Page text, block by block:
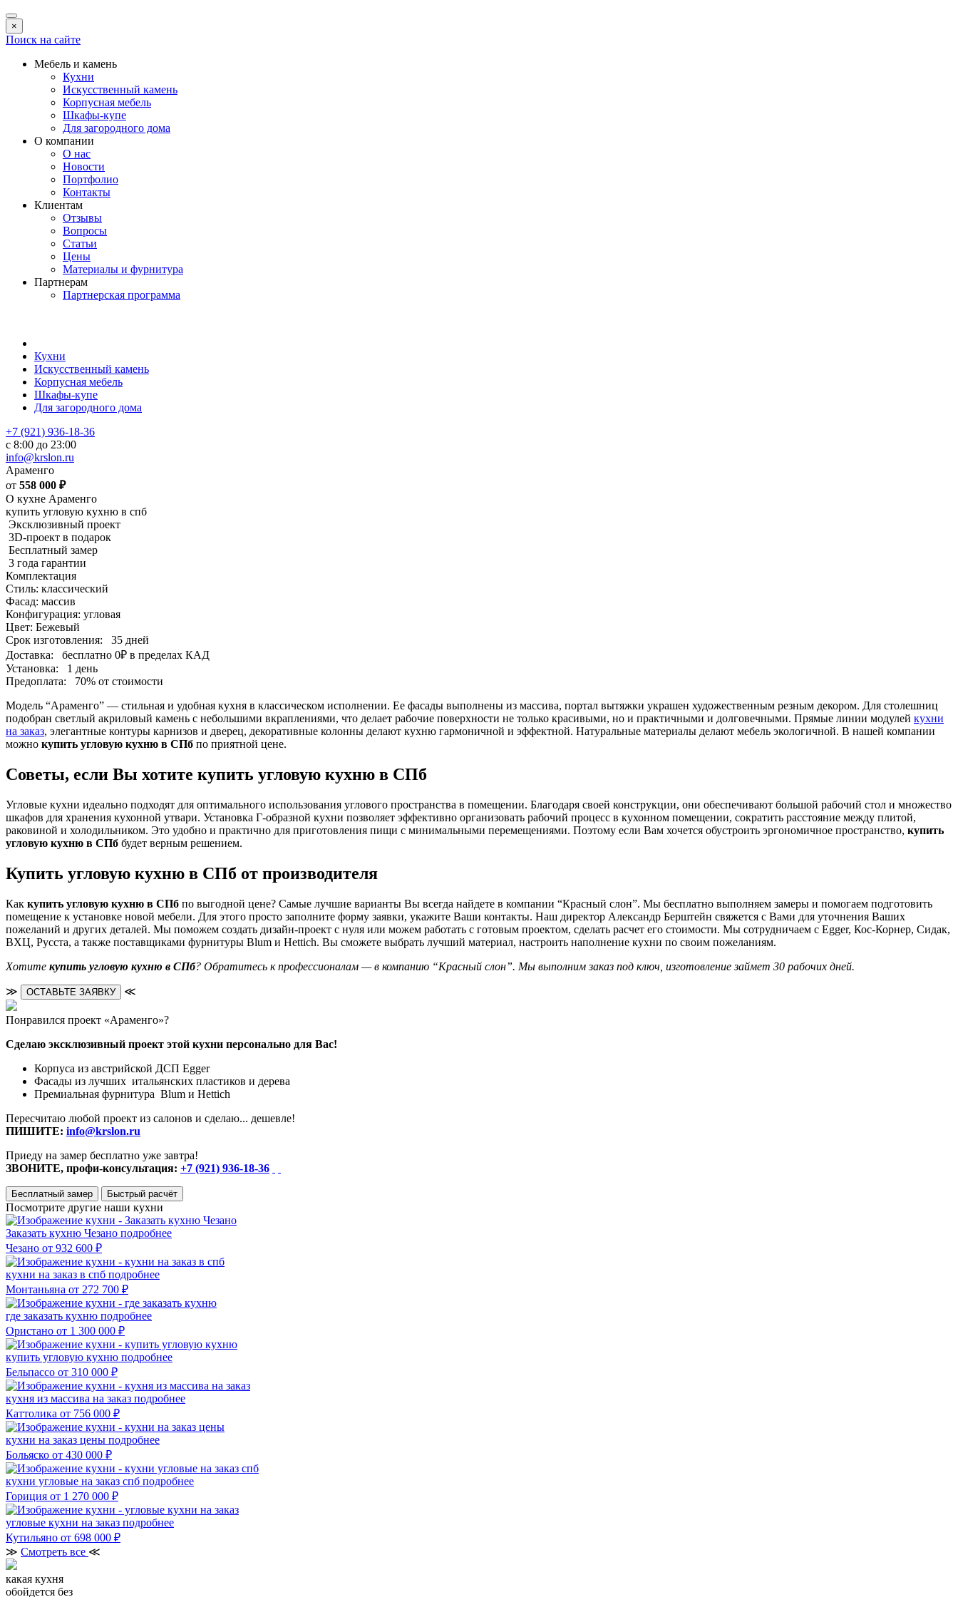
×
Поиск на сайте
Мебель и камень
Кухни
Искусственный камень
Корпусная мебель
Шкафы-купе
Для загородного дома
О компании
О нас
Новости
Портфолио
Контакты
Клиентам
Отзывы
Вопросы
Статьи
Цены
Материалы и фурнитура
Партнерам
Партнерская программа
Кухни
Искусственный камень
Корпусная мебель
Шкафы-купе
Для загородного дома
+7 (921) 936-18-36
с 8:00 до 23:00
info@krslon.ru
Араменго
от 558 000 ₽
О кухне Араменго
купить угловую кухню в спб
Эксклюзивный проект
3D-проект в подарок
Бесплатный замер
3 года гарантии
Комплектация
Стиль: классический
Фасад: массив
Конфигурация: угловая
Цвет: Бежевый
Срок изготовления:
35 дней
Доставка:
бесплатно 0₽ в пределах КАД
Установка:
1 день
Предоплата:
70% от стоимости
Модель “Араменго” — стильная и удобная кухня в классическом исполнении. Ее фасады выполнены из массива, портал вытяжки украшен художественным резным декором. Для столешниц
подобран светлый акриловый камень с небольшими вкраплениями, что делает рабочие поверхности не только красивыми, но и практичными и долговечными. Прямые линии модулей кухни
на заказ, элегантные контуры карнизов и дверец, декоративные колонны делают кухню гармоничной и эффектной. Натуральные материалы делают мебель экологичной. В нашей компании
можно купить угловую кухню в СПб по приятной цене.
Советы, если Вы хотите купить угловую кухню в СПб
Угловые кухни идеально подходят для оптимального использования углового пространства в помещении. Благодаря своей конструкции, они обеспечивают большой рабочий стол и множество
шкафов для хранения кухонной утвари. Установка Г-образной кухни позволяет эффективно организовать рабочий процесс в кухонном помещении, сократить расстояние между плитой,
раковиной и холодильником. Это удобно и практично для приготовления пищи с минимальными перемещениями. Поэтому если Вам хочется обустроить эргономичное пространство, купить
угловую кухню в СПб будет верным решением.
Купить угловую кухню в СПб от производителя
Как купить угловую кухню в СПб по выгодной цене? Самые лучшие варианты Вы всегда найдете в компании “Красный слон”. Мы бесплатно выполняем замеры и помогаем подготовить
помещение к установке новой мебели. Для этого просто заполните форму заявки, укажите Ваши контакты. Наш директор Александр Берштейн свяжется с Вами для уточнения Ваших
пожеланий и других деталей. Мы поможем создать дизайн-проект с нуля или можем работать с готовым проектом, сделать расчет его стоимости. Мы сотрудничаем с Egger, Кос-Корнер, Сидак,
ВХЦ, Русста, а также поставщиками фурнитуры Blum и Hettich. Вы сможете выбрать лучший материал, настроить наполнение кухни по своим пожеланиям.
Хотите купить угловую кухню в СПб? Обратитесь к профессионалам — в компанию “Красный слон”. Мы выполним заказ под ключ, изготовление займет 30 рабочих дней.
≫ ОСТАВЬТЕ ЗАЯВКУ ≪
Понравился проект «Араменго»?
Сделаю эксклюзивный проект этой кухни персонально для Вас!
Корпуса из австрийской ДСП Egger
Фасады из лучших итальянских пластиков и дерева
Премиальная фурнитура Blum и Hettich
Пересчитаю любой проект из салонов и сделаю... дешевле!
ПИШИТЕ: info@krslon.ru
Приеду на замер бесплатно уже завтра!
ЗВОНИТЕ, профи-консультация: +7 (921) 936-18-36
Бесплатный замер Быстрый расчёт
Посмотрите другие наши кухни
Заказать кухню Чезано подробнее
Чезано от 932 600 ₽
кухни на заказ в спб подробнее
Монтаньяна от 272 700 ₽
где заказать кухню подробнее
Ористано от 1 300 000 ₽
купить угловую кухню подробнее
Бельпассо от 310 000 ₽
кухня из массива на заказ подробнее
Каттолика от 756 000 ₽
кухни на заказ цены подробнее
Больяско от 430 000 ₽
кухни угловые на заказ спб подробнее
Гориция от 1 270 000 ₽
угловые кухни на заказ подробнее
Кутильяно от 698 000 ₽
≫ Смотреть все ≪
какая кухня
обойдется без